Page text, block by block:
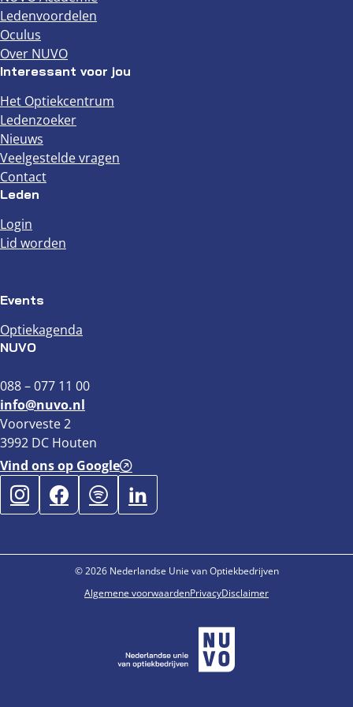
Ledenvoordelen
Oculus
Over NUVO
Interessant voor jou
Het Optiekcentrum
Ledenzoeker
Nieuws
Veelgestelde vragen
Contact
Leden
Login
Lid worden
Events
Optiekagenda
NUVO
088 – 077 11 00
info@nuvo.nl
Voorveste 2
3992 DC Houten
Vind ons op Google
© 2026 Nederlandse Unie van Optiekbedrijven
Algemene voorwaardenPrivacyDisclaimer